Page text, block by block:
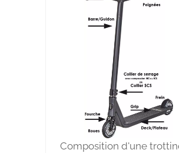
Composition d'une